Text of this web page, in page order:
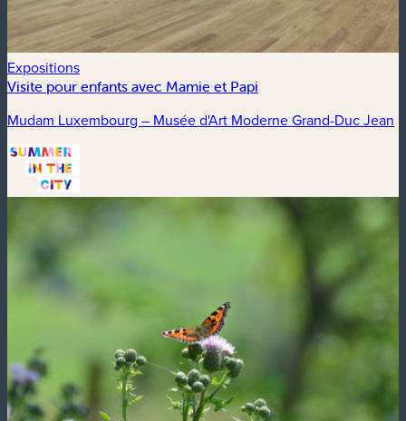
Expositions
Visite pour enfants avec Mamie et Papi
Mudam Luxembourg – Musée d'Art Moderne Grand-Duc Jean